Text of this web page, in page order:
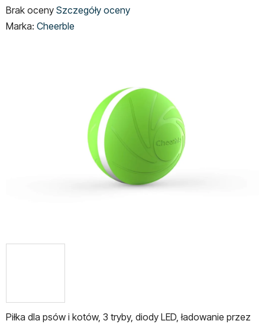
Piłka dla psów i kotów, 3 tryby, diody LED, ładowanie przez
Średnia
ocena
Brak oceny Szczegóły oceny
Marka: Cheerble